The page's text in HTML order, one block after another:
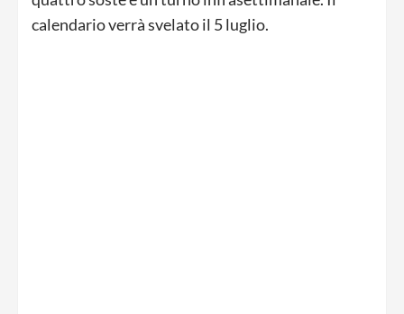
calendario verrà svelato il 5 luglio.